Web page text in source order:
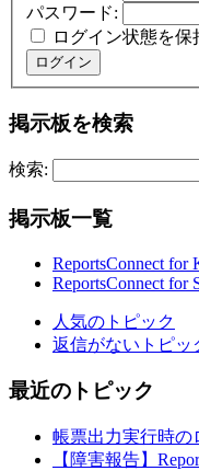
パスワード:
ログイン状態を保
ログイン
掲示板を検索
検索:
掲示板一覧
ReportsConnect for
ReportsConnect for
人気のトピック
返信がないトピッ
最近のトピック
帳票出力実行時の
【障害報告】